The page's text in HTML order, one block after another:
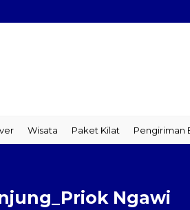
Paket Kilat Pengiriman Barang
Ngawi